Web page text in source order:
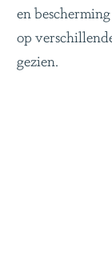
en
op
gezien.